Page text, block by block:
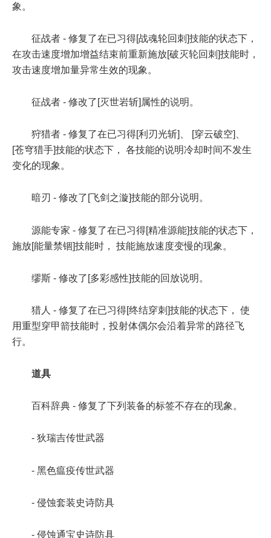
象。
征战者 - 修复了在已习得[战魂轮回刺]技能的状态下，
在攻击速度增加增益结束前重新施放[破灭轮回刺]技能时，
攻击速度增加量异常生效的现象。
征战者 - 修改了[灭世岩斩]属性的说明。
狩猎者 - 修复了在已习得[利刃光斩]、 [穿云破空]、
[苍穹猎手]技能的状态下， 各技能的说明冷却时间不发生
变化的现象。
暗刃 - 修改了[飞剑之漩]技能的部分说明。
源能专家 - 修复了在已习得[精准源能]技能的状态下，
施放[能量禁锢]技能时， 技能施放速度变慢的现象。
缪斯 - 修改了[多彩感性]技能的回放说明。
猎人 - 修复了在已习得[终结穿刺]技能的状态下， 使
用重型穿甲箭技能时，投射体偶尔会沿着异常的路径飞
行。
道具
百科辞典 - 修复了下列装备的标签不存在的现象。
- 狄瑞吉传世武器
- 黑色瘟疫传世武器
- 侵蚀套装史诗防具
- 侵蚀通宝史诗防具